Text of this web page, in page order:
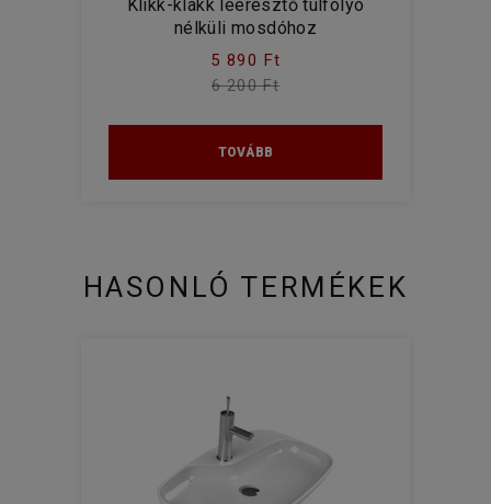
Klikk-klakk leeresztő túlfolyó
nélküli mosdóhoz
5 890 Ft
6 200 Ft
TOVÁBB
HASONLÓ TERMÉKEK